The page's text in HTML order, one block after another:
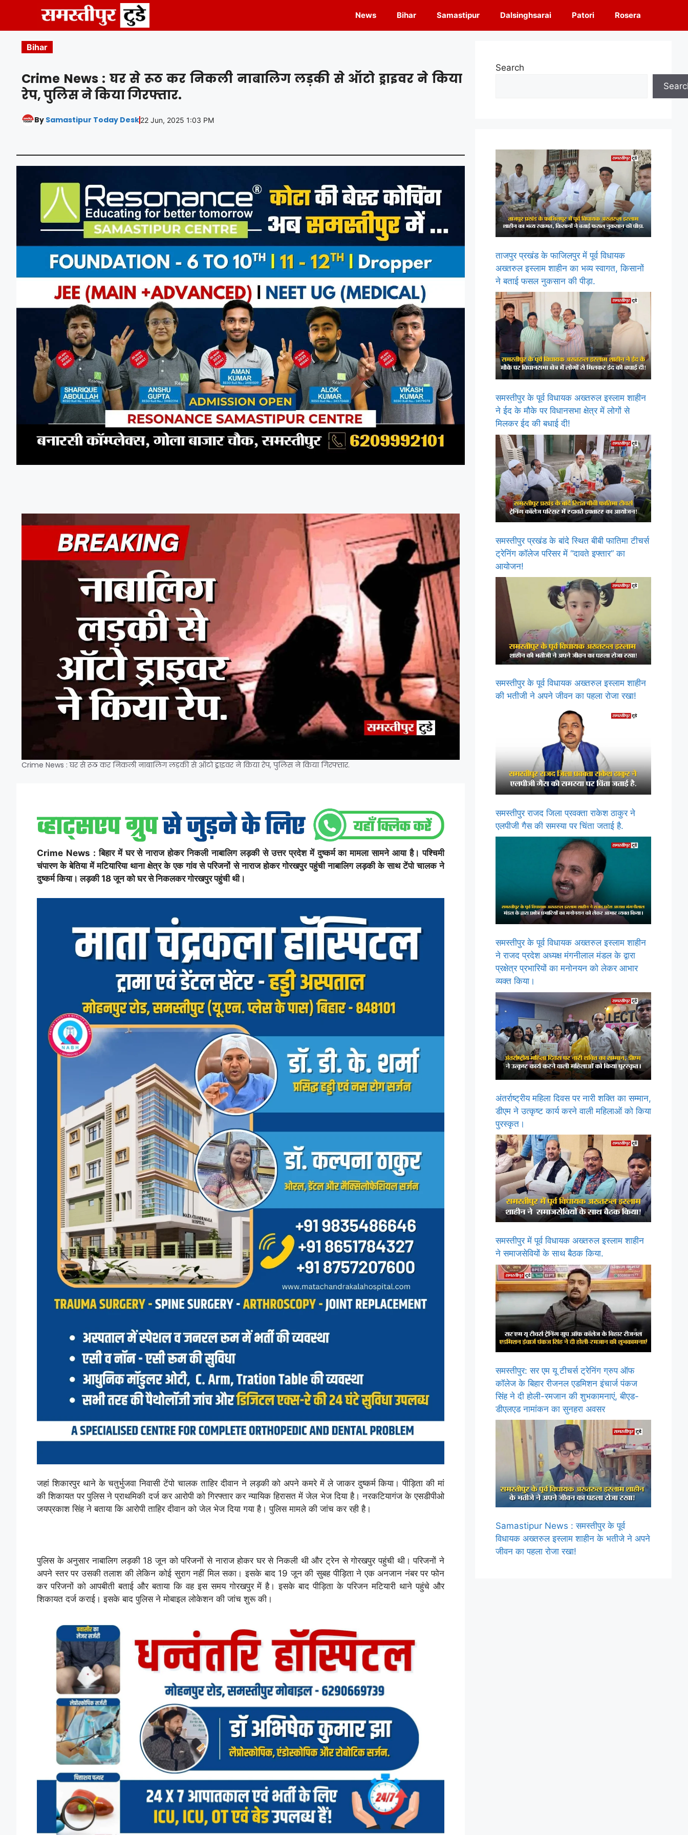
content
News Bihar Samastipur Dalsinghsarai Patori Rosera
Bihar
Crime News : घर से रूठ कर निकली नाबालिग लड़की से ऑटो ड्राइवर ने किया
रेप, पुलिस ने किया गिरफ्तार.
By Samastipur Today Desk22 Jun, 2025 1:03 PM
Crime News : घर से रूठ कर निकली नाबालिग लड़की से ऑटो ड्राइवर ने किया रेप, पुलिस ने किया गिरफ्तार.
Crime News : बिहार में घर से नाराज होकर निकली नाबालिग लड़की से उत्तर प्रदेश में दुष्कर्म का मामला सामने आया है। पश्चिमी
चंपारण के बेतिया में मटियारिया थाना क्षेत्र के एक गांव से परिजनों से नाराज होकर गोरखपुर पहुंची नाबालिग लड़की के साथ टेंपो चालक ने
दुष्कर्म किया। लड़की 18 जून को घर से निकलकर गोरखपुर पहुंची थी।
जहां शिकारपुर थाने के चतुर्भुजवा निवासी टेंपो चालक ताहिर दीवान ने लड़की को अपने कमरे में ले जाकर दुष्कर्म किया। पीड़िता की मां
की शिकायत पर पुलिस ने प्राथमिकी दर्ज कर आरोपी को गिरफ्तार कर न्यायिक हिरासत में जेल भेज दिया है। नरकटियागंज के एसडीपीओ
जयप्रकाश सिंह ने बताया कि आरोपी ताहिर दीवान को जेल भेज दिया गया है। पुलिस मामले की जांच कर रही है।
पुलिस के अनुसार नाबालिग लड़की 18 जून को परिजनों से नाराज होकर घर से निकली थी और ट्रेन से गोरखपुर पहुंची थी। परिजनों ने
अपने स्तर पर उसकी तलाश की लेकिन कोई सुराग नहीं मिल सका। इसके बाद 19 जून की सुबह पीड़िता ने एक अनजान नंबर पर फोन
कर परिजनों को आपबीती बताई और बताया कि वह इस समय गोरखपुर में है। इसके बाद पीड़िता के परिजन मटियारी थाने पहुंचे और
शिकायत दर्ज कराई। इसके बाद पुलिस ने मोबाइल लोकेशन की जांच शुरू की।
Search
ताजपुर प्रखंड के फाजिलपुर में पूर्व विधायक
अख्तरुल इस्लाम शाहीन का भव्य स्वागत, किसानों
ने बताई फसल नुकसान की पीड़ा.
समस्तीपुर के पूर्व विधायक अख्तरुल इस्लाम शाहीन
ने ईद के मौके पर विधानसभा क्षेत्र में लोगों से
मिलकर ईद की बधाई दी!
समस्तीपुर प्रखंड के बांदे स्थित बीबी फातिमा टीचर्स
ट्रेनिंग कॉलेज परिसर में “दावते इफ्तार” का
आयोजन!
समस्तीपुर के पूर्व विधायक अख्तरुल इस्लाम शाहीन
की भतीजी ने अपने जीवन का पहला रोजा रखा!
समस्तीपुर राजद जिला प्रवक्ता राकेश ठाकुर ने
एलपीजी गैस की समस्या पर चिंता जताई है.
समस्तीपुर के पूर्व विधायक अख्तरुल इस्लाम शाहीन
ने राजद प्रदेश अध्यक्ष मंगनीलाल मंडल के द्वारा
प्रक्षेत्र प्रभारियों का मनोनयन को लेकर आभार
व्यक्त किया।
अंतर्राष्ट्रीय महिला दिवस पर नारी शक्ति का सम्मान,
डीएम ने उत्कृष्ट कार्य करने वाली महिलाओं को किया
पुरस्कृत।
समस्तीपुर में पूर्व विधायक अख्तरुल इस्लाम शाहीन
ने समाजसेवियों के साथ बैठक किया.
समस्तीपुर: सर एम यू टीचर्स ट्रेनिंग ग्रुप ऑफ
कॉलेज के बिहार रीजनल एडमिशन इंचार्ज पंकज
सिंह ने दी होली-रमजान की शुभकामनाएं, बीएड-
डीएलएड नामांकन का सुनहरा अवसर
Samastipur News : समस्तीपुर के पूर्व
विधायक अख्तरुल इस्लाम शाहीन के भतीजे ने अपने
जीवन का पहला रोजा रखा!